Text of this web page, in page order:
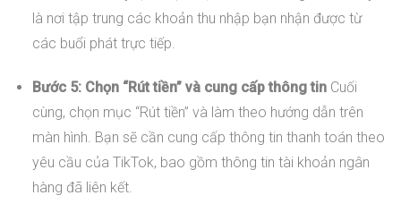
là nơi tập trung các khoản thu nhập bạn nhận được từ
các buổi phát trực tiếp.
Bước 5: Chọn “Rút tiền” và cung cấp thông tinCuối
cùng, chọn mục “Rút tiền” và làm theo hướng dẫn trên
màn hình. Bạn sẽ cần cung cấp thông tin thanh toán theo
yêu cầu của TikTok, bao gồm thông tin tài khoản ngân
hàng đã liên kết.